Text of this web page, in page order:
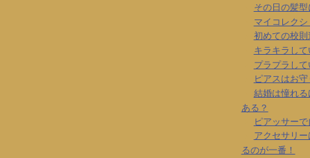
その日の髪
マイコレク
初めての校
キラキラし
プラプラし
ピアスはお
結婚は憧れ
ある？
ピアッサー
アクセサリ
るのが一番！